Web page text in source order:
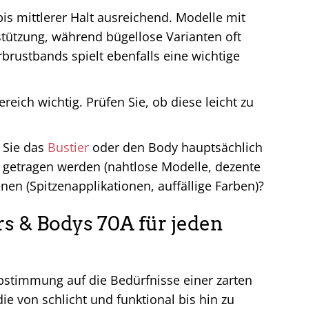
mittlerer Halt ausreichend. Modelle mit
während bügellose Varianten oft
spielt ebenfalls eine wichtige
wichtig. Prüfen Sie, ob diese leicht zu
das Bustieroder den Body hauptsächlich
werden (nahtlose Modelle, dezente
(Spitzenapplikationen, auffällige Farben)?
& Bodys 70A für jeden
auf die Bedürfnisse einer zarten
von schlicht und funktional bis hin zu